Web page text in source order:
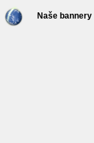
Naše bannery